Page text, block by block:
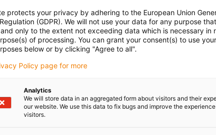
sein.
protects your privacy by adhering to the European Union
(GDPR). We will not use your data for any purpose
only to the extent not exceeding data which is necessary in
of processing. You can grant your consent(s) to use
below or by clicking "Agree to all".
Policy page for more
Analytics
We will store data in an aggregated form about visitors and their
our website. We use this data to fix bugs and improve the
visitors.